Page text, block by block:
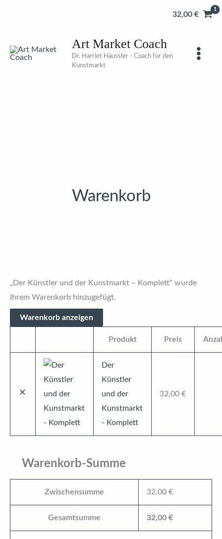
32,00€
Art Market Coach
Dr. Harriet Häussler - Coach für den
Kunstmarkt
Warenkorb
„Der Künstler und der Kunstmarkt – Komplett“ wurde
Ihrem Warenkorb hinzugefügt.
Warenkorb anzeigen
entfernen
Produkt Preis
Der
Künstler
und der
Kunstmarkt
- Komplett
32,00€
Warenkorb-Summe
Zwischensumme 32,00€
Gesamtsumme 32,00€